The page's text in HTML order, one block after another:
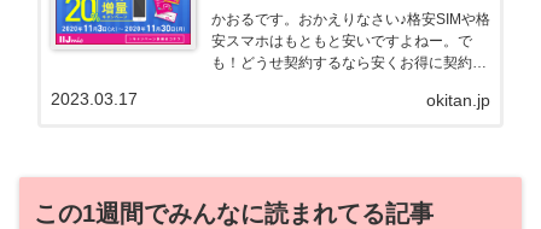
かおるです。おかえりなさい♪格安SIMや格
安スマホはもともと安いですよねー。で
も！どうせ契約するなら安くお得に契約し
る自身も、そういう案件を常に狙ってます
okitan.jp
2023.03.17
この1週間でみんなに読まれてる記事